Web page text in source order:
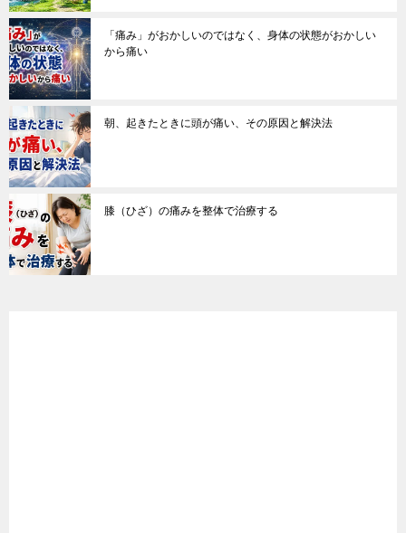
「痛み」がおかしいのではなく、身体の状態がおかしい
から痛い
朝、起きたときに頭が痛い、その原因と解決法
膝（ひざ）の痛みを整体で治療する